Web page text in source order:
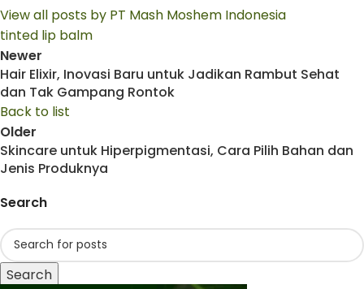
View all posts by PT Mash Moshem Indonesia
tinted lip balm
Newer
Hair Elixir, Inovasi Baru untuk Jadikan Rambut Sehat
dan Tak Gampang Rontok
Back to list
Older
Skincare untuk Hiperpigmentasi, Cara Pilih Bahan dan
Jenis Produknya
Search
Search